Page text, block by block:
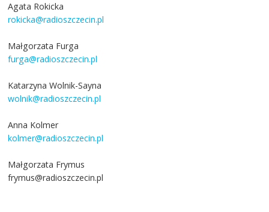
Agata Rokicka
rokicka@radioszczecin.pl
Małgorzata Furga
furga@radioszczecin.pl
Katarzyna Wolnik-Sayna
wolnik@radioszczecin.pl
Anna Kolmer
kolmer@radioszczecin.pl
Małgorzata Frymus
frymus@radioszczecin.pl